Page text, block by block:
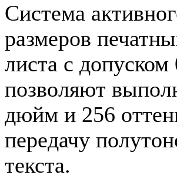
Система
размеров
листа с
позволяют
дюйм и 256
передачу
текста.